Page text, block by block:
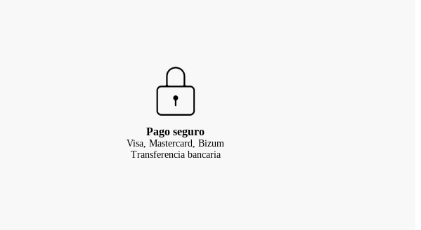
Pago seguro
Visa, Mastercard, Bizum
Transferencia bancaria